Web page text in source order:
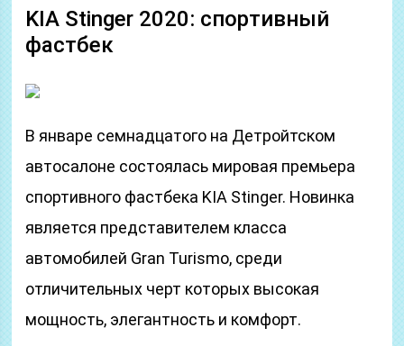
KIA Stinger 2020: спортивный
фастбек
В январе семнадцатого на Детройтском
автосалоне состоялась мировая премьера
спортивного фастбека KIA Stinger. Новинка
является представителем класса
автомобилей Gran Turismo, среди
отличительных черт которых высокая
мощность, элегантность и комфорт.